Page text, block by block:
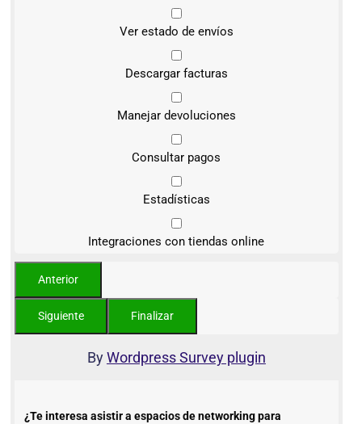
Ver estado de envíos
Descargar facturas
Manejar devoluciones
Consultar pagos
Estadísticas
Integraciones con tiendas online
ByWordpress Survey plugin
¿Te interesa asistir a espacios de networking para